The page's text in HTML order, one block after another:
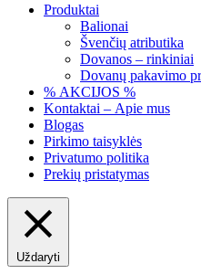
Produktai
Balionai
Švenčių atributika
Dovanos – rinkiniai
Dovanų pakavimo
% AKCIJOS %
Kontaktai – Apie mus
Blogas
Pirkimo taisyklės
Privatumo politika
Prekių pristatymas
Uždaryti